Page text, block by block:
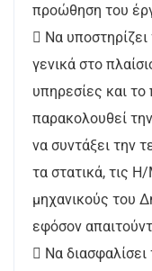
προώθηση του
 Να υποστηρίζει
γενικά στο
υπηρεσίες και
παρακολουθεί
να συντάξει την
τα στατικά, τις
μηχανικούς του
εφόσον
 Να διασφαλίσει